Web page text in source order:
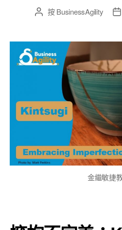
貼
者
按BusinessAgility
發
金繼敏捷